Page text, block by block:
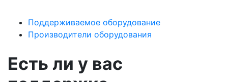
Поддерживаемое оборудование
Производители оборудования
Есть ли у вас